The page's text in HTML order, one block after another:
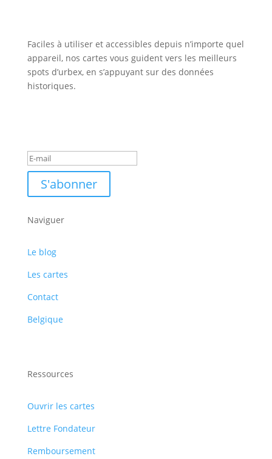
Faciles à utiliser et accessibles depuis n’importe quel
appareil, nos cartes vous guident vers les meilleurs
spots d’urbex, en s’appuyant sur des données
historiques.
S'abonner
Naviguer
Le blog
Les cartes
Contact
Belgique
Ressources
Ouvrir les cartes
Lettre Fondateur
Remboursement